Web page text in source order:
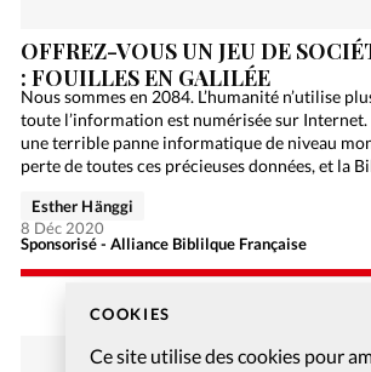
COOKIES
Ce site utilise des cookies pour
OFFREZ-VOUS UN JEU DE
: FOUILLES EN GALILÉE
Nous sommes en 2084. L’humanité n’utilise
toute l’information est numérisée sur
une terrible panne informatique de niveau
perte de toutes ces précieuses données, et la
Sponsorisé - Alliance Biblilque Française
Esther Hänggi
8 Déc 2020